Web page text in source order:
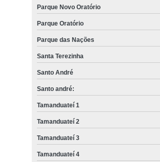
Parque Novo Oratório
Parque Oratório
Parque das Nações
Santa Terezinha
Santo André
Santo andré:
Tamanduateí 1
Tamanduateí 2
Tamanduateí 3
Tamanduateí 4